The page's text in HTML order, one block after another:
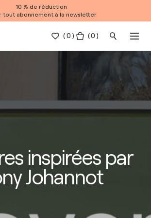
10 % de réduction
tout abonnement à la newsletter
(0 ) ( 0 )
inspirées par
Johannot